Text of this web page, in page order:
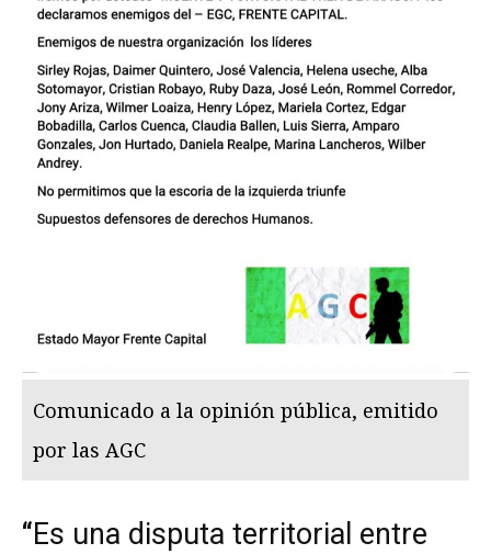
Comunicado a la opinión pública, emitido
por las AGC
“Es una disputa territorial entre